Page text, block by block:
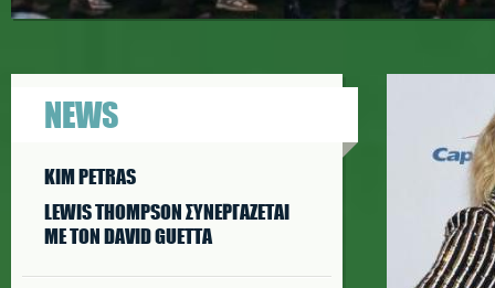
NEWS
KIM PETRAS
LEWIS THOMPSON ΣΥΝΕΡΓAΖΕΤΑΙ
ΜΕ ΤΟΝ DAVID GUETTA